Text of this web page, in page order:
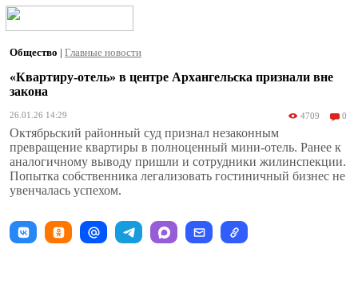
Общество | Главные новости
«Квартиру-отель» в центре Архангельска признали вне
закона
26.01.26 14:29 4709 0
Октябрьский районный суд признал незаконным
превращение квартиры в полноценный мини-отель. Ранее к
аналогичному выводу пришли и сотрудники жилинспекции.
Попытка собственника легализовать гостиничный бизнес не
увенчалась успехом.